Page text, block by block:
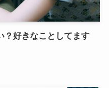
？好きなことしてます